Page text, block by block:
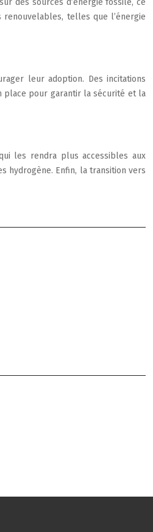
des sources d’énergie fossile, ce
telles que l’énergie
leur adoption. Des incitations
place pour garantir la sécurité et la
les rendra plus accessibles aux
hydrogène. Enfin, la transition vers